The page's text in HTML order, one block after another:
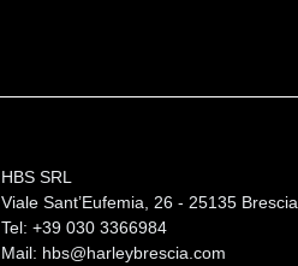
HBS SRL
Viale Sant’Eufemia, 26 - 25135 Brescia
Tel: +39 030 3366984
Mail: hbs@harleybrescia.com